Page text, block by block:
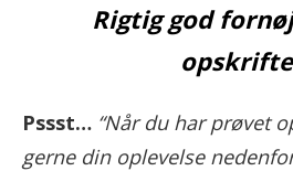
Rigtig god
Pssst… “Når du har prøvet
gerne din oplevelse